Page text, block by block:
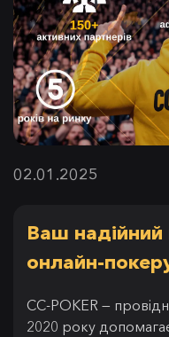
02.01.2025
Ваш надійний
онлайн-
CC-POKER —
2020 року